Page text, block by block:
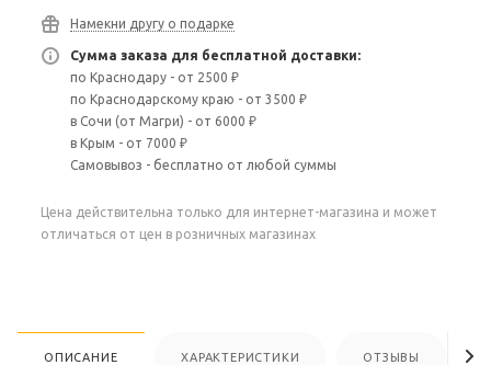
Намекни другу о подарке
Сумма заказа для бесплатной доставки:
по Краснодару - от 2500 ₽
по Краснодарскому краю - от 3500 ₽
в Сочи (от Магри) - от 6000 ₽
в Крым - от 7000 ₽
Самовывоз - бесплатно от любой суммы
Цена действительна только для интернет-магазина и может
отличаться от цен в розничных магазинах
ОПИСАНИЕ ХАРАКТЕРИСТИКИ ОТЗЫВЫ